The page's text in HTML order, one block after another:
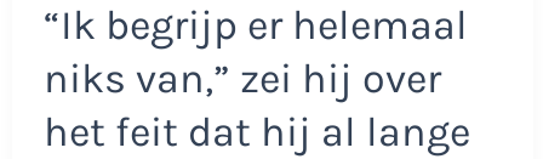
“Ik begrijp er helemaal
niks van,” zei hij over
het feit dat hij al lange